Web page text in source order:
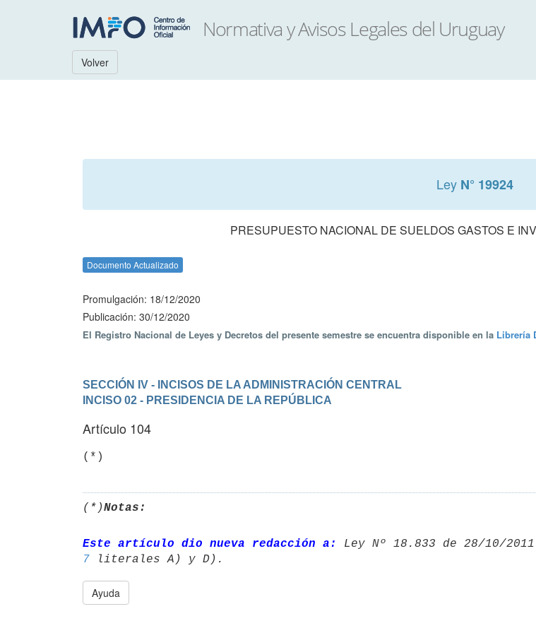
Volver
Ley N° 19924
PRESUPUESTO NACIONAL DE SUELDOS GASTOS E
Documento Actualizado
Promulgación: 18/12/2020
Publicación: 30/12/2020
El Registro Nacional de Leyes y Decretos del presente semestre se encuentra disponible en la Librería
SECCIÓN IV - INCISOS DE LA ADMINISTRACIÓN CENTRAL
INCISO 02 - PRESIDENCIA DE LA REPÚBLICA
Artículo 104
(*)
(*)Notas:
Este artículo dio nueva redacción a:
7
Ayuda